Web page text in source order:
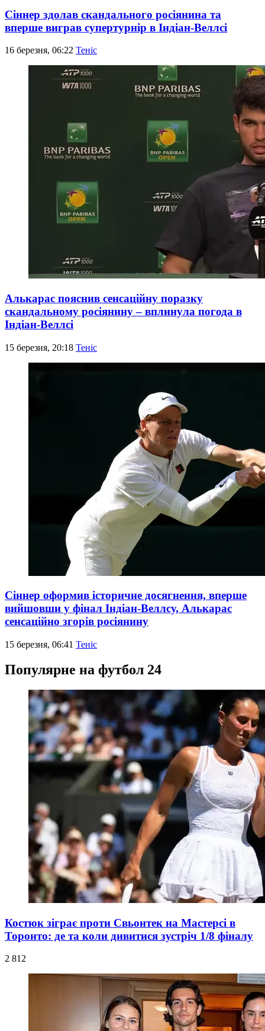
Сіннер здолав скандального росіянина та
вперше виграв супертурнір в Індіан-Веллсі
16 березня, 06:22 Теніс
Алькарас пояснив сенсаційну поразку
скандальному росіянину – вплинула погода в
Індіан-Веллсі
15 березня, 20:18 Теніс
Сіннер оформив історичне досягнення, вперше
вийшовши у фінал Індіан-Веллсу, Алькарас
сенсаційно згорів росіянину
15 березня, 06:41 Теніс
Популярне на футбол 24
Костюк зіграє проти Свьонтек на Мастерсі в
Торонто: де та коли дивитися зустріч 1/8 фіналу
2 812